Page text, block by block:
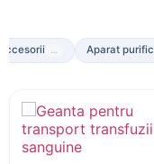
CERERE MARE ACUM
Paturi medicale
Aparat